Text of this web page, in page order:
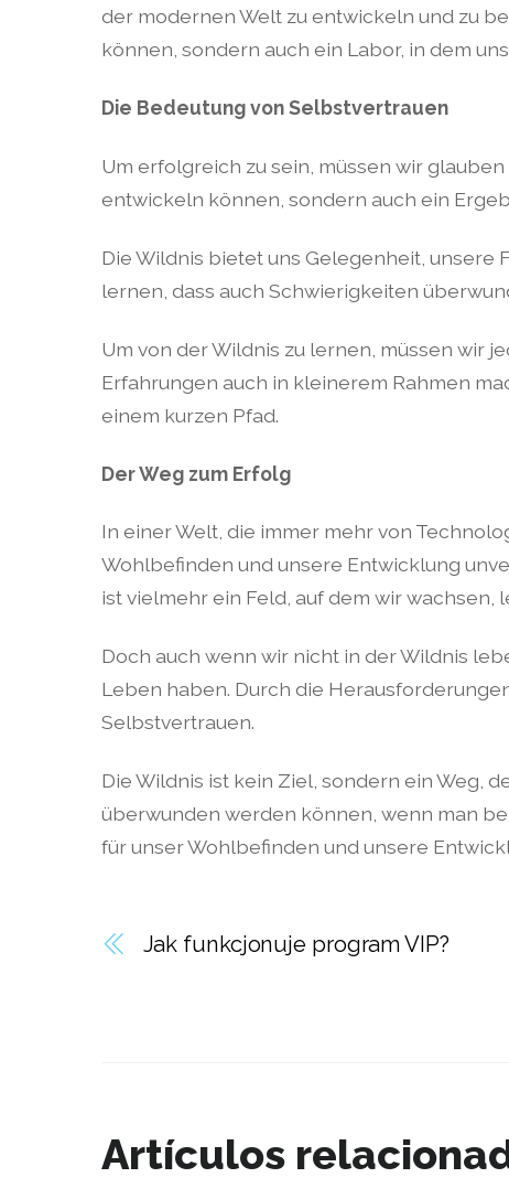
der modernen Welt zu entwickeln und zu
können, sondern auch ein Labor, in dem
Die Bedeutung von Selbstvertrauen
Um erfolgreich zu sein, müssen wir
entwickeln können, sondern auch ein
Die Wildnis bietet uns Gelegenheit, unsere
lernen, dass auch Schwierigkeiten
Um von der Wildnis zu lernen, müssen wir
Erfahrungen auch in kleinerem Rahmen
einem kurzen Pfad.
Der Weg zum Erfolg
In einer Welt, die immer mehr von
Wohlbefinden und unsere Entwicklung
ist vielmehr ein Feld, auf dem wir
Doch auch wenn wir nicht in der Wildnis
Leben haben. Durch die
Selbstvertrauen.
Die Wildnis ist kein Ziel, sondern ein Weg,
überwunden werden können, wenn man
für unser Wohlbefinden und unsere
Jak funkcjonuje program VIP?
Artículos